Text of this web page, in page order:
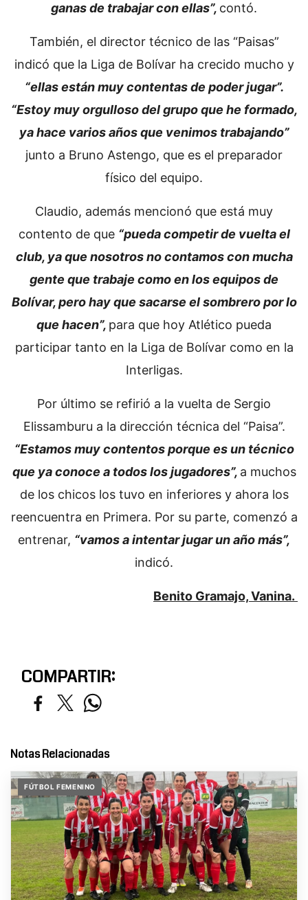
ganas de trabajar con ellas”, contó.
También, el director técnico de las “Paisas”
indicó que la Liga de Bolívar ha crecido mucho y
“ellas están muy contentas de poder jugar”.
“Estoy muy orgulloso del grupo que he formado,
ya hace varios años que venimos trabajando”
junto a Bruno Astengo, que es el preparador
físico del equipo.
Claudio, además mencionó que está muy
contento de que “pueda competir de vuelta el
club, ya que nosotros no contamos con mucha
gente que trabaje como en los equipos de
Bolívar, pero hay que sacarse el sombrero por lo
que hacen”, para que hoy Atlético pueda
participar tanto en la Liga de Bolívar como en la
Interligas.
Por último se refirió a la vuelta de Sergio
Elissamburu a la dirección técnica del “Paisa”.
“Estamos muy contentos porque es un técnico
que ya conoce a todos los jugadores”, a muchos
de los chicos los tuvo en inferiores y ahora los
reencuentra en Primera. Por su parte, comenzó a
entrenar, “vamos a intentar jugar un año más”,
indicó.
Benito Gramajo, Vanina.
COMPARTIR:
Notas Relacionadas
FÚTBOL FEMENINO